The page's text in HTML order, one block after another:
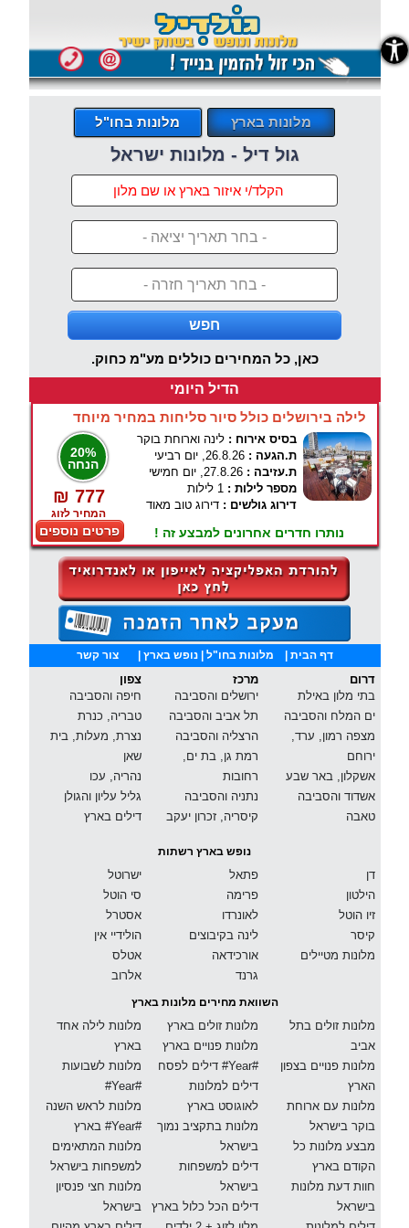
מלונות בחו"ל מלונות בארץ
גול דיל - מלונות ישראל
- בחר תאריך יציאה -
- בחר תאריך חזרה -
חפש
כאן, כל המחירים כוללים מע"מ כחוק.
הדיל היומי
לילה בירושלים כולל סיור סליחות במחיר מיוחד
20%
הנחה
₪ 777
המחיר לזוג
פרטים נוספים
בסיס אירוח : לינה וארוחת בוקר
ת.הגעה : 26.8.26, יום רביעי
ת.עזיבה : 27.8.26, יום חמישי
מספר לילות : 1 לילות
דירוג גולשים : דירוג טוב מאוד
נותרו חדרים אחרונים למבצע זה !
דף הבית מלונות בחו"ל | נופש בארץ |צור קשר
צפון
חיפה והסביבה
טבריה, כנרת
נצרת, מעלות, בית
שאן
נהריה, עכו
גליל עליון והגולן
דילים בארץ
מרכז
ירושלים והסביבה
תל אביב והסביבה
הרצליה והסביבה
רמת גן, בת ים,
רחובות
נתניה והסביבה
קיסריה, זכרון יעקב
דרום
בתי מלון באילת
ים המלח והסביבה
מצפה רמון, ערד,
ירוחם
אשקלון, באר שבע
אשדוד והסביבה
טאבה
נופש בארץ רשתות
ישרוטל
סי הוטל
אסטרל
הולידיי אין
אטלס
אלרוב
פתאל
פרימה
לאונרדו
לינה בקיבוצים
אורכידאה
גרנד
דן
הילטון
זיו הוטל
קיסר
מלונות מטיילים
השוואת מחירים מלונות בארץ
מלונות לילה אחד
בארץ
מלונות לשבועות
#Year#
מלונות לראש השנה
בארץ #Year#
מלונות המתאימים
למשפחות בישראל
מלונות חצי פנסיון
בישראל
מלונות זולים בארץ
מלונות פנויים בארץ
דילים לפסח #Year#
דילים למלונות
לאוגוסט בארץ
מלונות בתקציב נמוך
בישראל
דילים למשפחות
בישראל
דילים הכל כלול בארץ
מלונות זולים בתל
אביב
מלונות פנויים בצפון
הארץ
מלונות עם ארוחת
בוקר בישראל
מבצע מלונות כל
הקודם בארץ
חוות דעת מלונות
בישראל
נגישות